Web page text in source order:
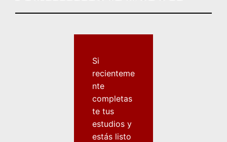
Si
recienteme
nte
completas
te tus
estudios y
estás listo